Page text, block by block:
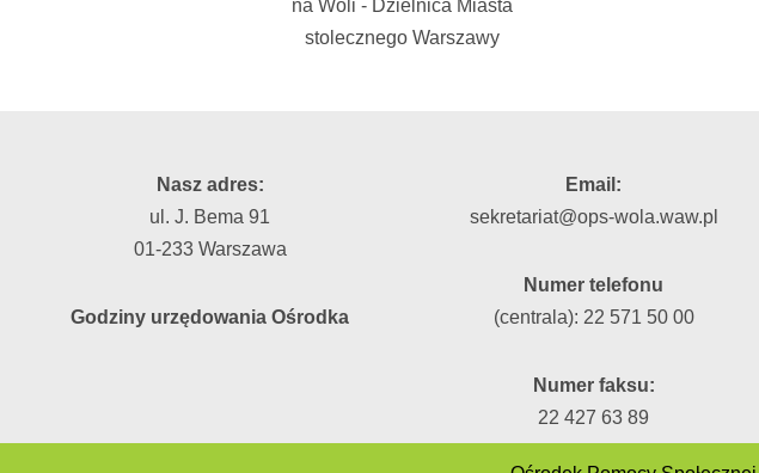
Nasz adres:
ul. J. Bema 91
01-233 Warszawa
Godziny urzędowania Ośrodka
Email:
sekretariat@ops-wola.waw.pl
Numer telefonu
(centrala): 22 571 50 00
Numer faksu:
22 427 63 89